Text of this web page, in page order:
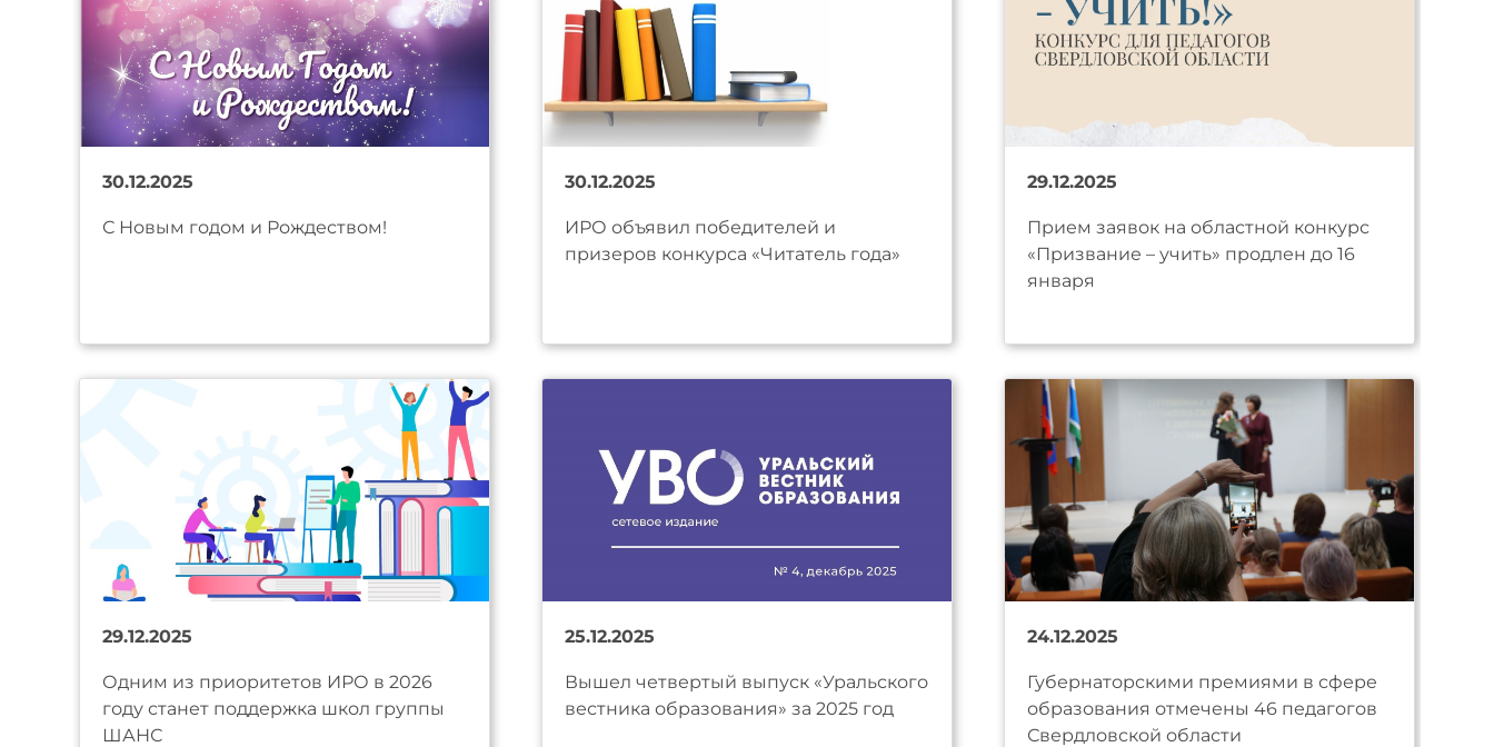
30.12.2025
С Новым годом и Рождеством!
30.12.2025
ИРО объявил победителей и
призеров конкурса «Читатель года»
29.12.2025
Прием заявок на областной конкурс
«Призвание – учить» продлен до 16
января
29.12.2025
Одним из приоритетов ИРО в 2026
году станет поддержка школ группы
ШАНС
25.12.2025
Вышел четвертый выпуск «Уральского
вестника образования» за 2025 год
24.12.2025
Губернаторскими премиями в сфере
образования отмечены 46 педагогов
Свердловской области